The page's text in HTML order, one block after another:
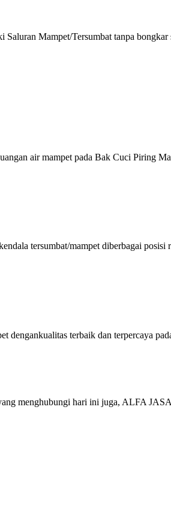
Mampet/Tersumbat tanpa
air mampet pada Bak Cuci Piring
tersumbat/mampet diberbagai
terbaik dan terpercaya
menghubungi hari ini juga, ALFA